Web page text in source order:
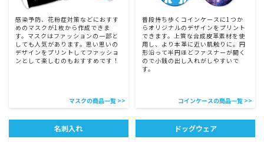
感染予防、花粉症対策などにおすす
めのマスクが1枚から作成できま
す。マスクはファッションの一部と
しても人気があります。思い思いの
デザインをプリントしてファッショ
ンとして楽しむのもおすすめです！
マスクの商品一覧 >>
普段持ち歩くコインケースに1つか
らオリジナルのデザインをプリント
できます。上質な合成皮革素材を使
用し、より本革に近い肌触りに。円
形沿って半円ほどファスナーが開く
ので小銭の出し入れがしやすいで
す。
コインケースの商品一覧 >>
名刺入れ
ドッグウェア